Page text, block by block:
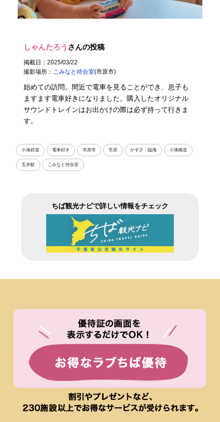
しゃんたろう さんの投稿
掲載日：2025/03/22
撮影場所： こみなと待合室(市原市)
始めての訪問。間近で電車を見ることができ、息子も
ますます電車好きになりました。購入したオリジナル
サウンドトレインはお出かけの際は必ず持って行きま
す。
小湊鉄道 電車好き 市原市 市原 かずさ・臨海 小湊鐵道
五井駅 こみなと待合室
ちば観光ナビで詳しい情報をチェック